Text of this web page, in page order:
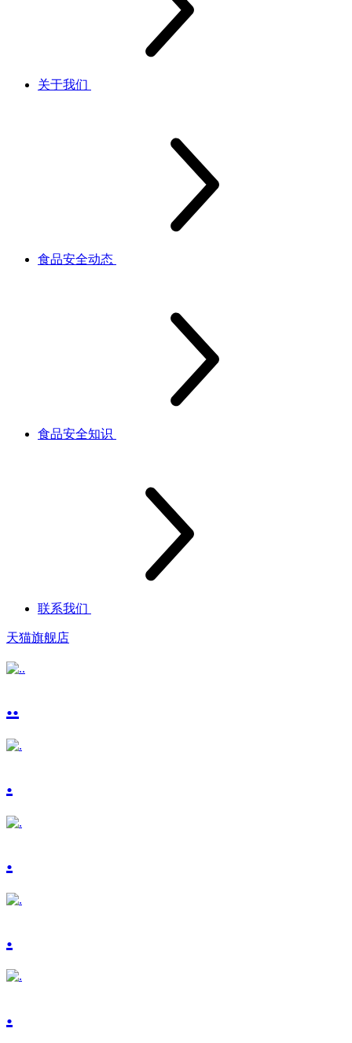
关于我们
食品安全动态
食品安全知识
联系我们
天猫旗舰店
..
.
.
.
.